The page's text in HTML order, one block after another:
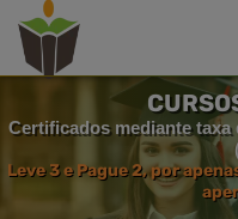
Certificados mediante taxa
Leve 3 e Pague 2, por